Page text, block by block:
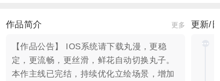
作品简介 更多
【作品公告】 IOS系统请下载丸漫，更稳
定，更流畅，更丝滑，鲜花自动切换丸子。
本作主线已完结，持续优化立绘场景，增加
更新/